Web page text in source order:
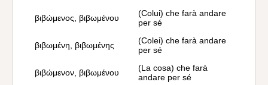
βιβώμενος, βιβωμένου
(Colui) che farà andare
per sé
βιβωμένη, βιβωμένης
(Colei) che farà andare
per sé
βιβώμενον, βιβωμένου
(La cosa) che farà
andare per sé